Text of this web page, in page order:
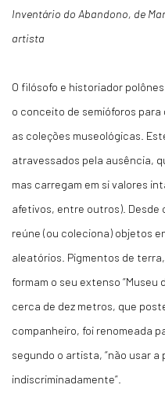
Inventário do Abandono, de
artista
O filósofo e historiador
o conceito de semióforos
as coleções museológicas.
atravessados pela ausência,
mas carregam em si valores
afetivos, entre outros). Desde
reúne (ou coleciona) objetos
aleatórios. Pigmentos de
formam o seu extenso
cerca de dez metros, que
companheiro, foi renomeada
segundo o artista, “não usar a
indiscriminadamente”.